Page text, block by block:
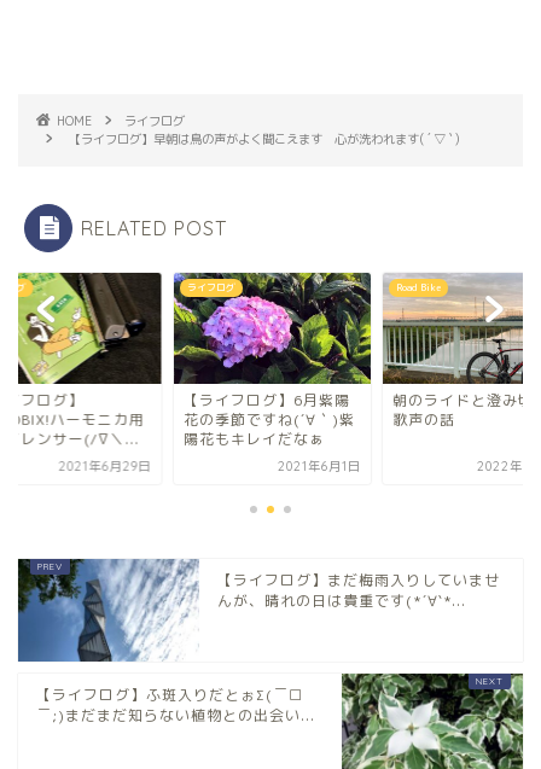
HOME
ライフログ
【ライフログ】早朝は鳥の声がよく聞こえます 心が洗われます( ´ ▽ ` )
RELATED POST
ログ
フログ】6月紫陽
季節ですね(´∀｀)紫
もキレイだなぁ
2021年6月1日
Road Bike
朝のライドと澄み切った
歌声の話
2022年10月5日
ライフログ
【ライフログ】
SHINOBIX!ハーモニ
2021年6
【ライフログ】まだ梅雨入りしていませ
んが、晴れの日は貴重です(*´∀`*...
【ライフログ】ふ斑入りだとぉΣ(￣□
￣;)まだまだ知らない植物との出会い...